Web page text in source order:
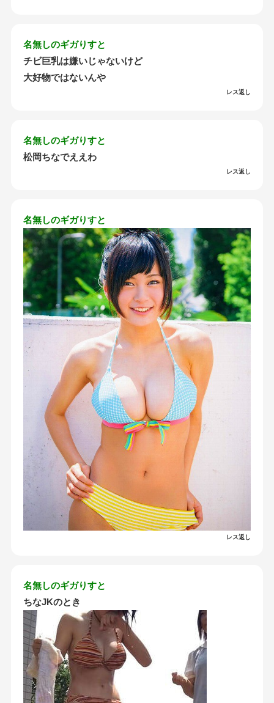
名無しのギガりすと
チビ巨乳は嫌いじゃないけど
大好物ではないんや
レス返し
名無しのギガりすと
松岡ちなでええわ
レス返し
名無しのギガりすと
レス返し
名無しのギガりすと
ちなJKのとき